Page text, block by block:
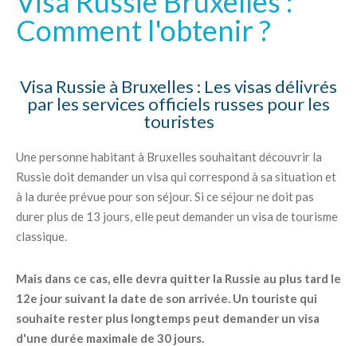
Comment l'obtenir ?
Visa Russie à Bruxelles : Les visas délivrés
par les services officiels russes pour les
touristes
Une personne habitant à Bruxelles souhaitant découvrir la
Russie doit demander un visa qui correspond à sa situation et
à la durée prévue pour son séjour. Si ce séjour ne doit pas
durer plus de 13 jours, elle peut demander un visa de tourisme
classique.
Mais dans ce cas, elle devra quitter la Russie au plus tard le
12e jour suivant la date de son arrivée. Un touriste qui
souhaite rester plus longtemps peut demander un visa
d'une durée maximale de 30 jours.